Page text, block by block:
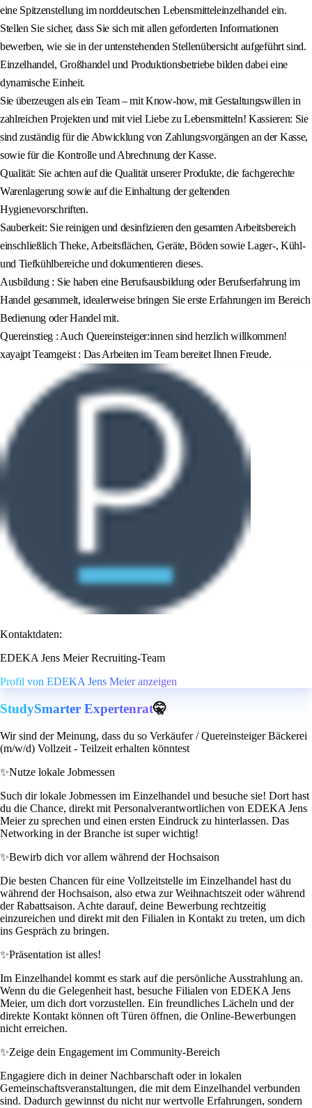
eine Spitzenstellung im norddeutschen Lebensmitteleinzelhandel ein.
Stellen Sie sicher, dass Sie sich mit allen geforderten Informationen
bewerben, wie sie in der untenstehenden Stellenübersicht aufgeführt sind.
Einzelhandel, Großhandel und Produktionsbetriebe bilden dabei eine
dynamische Einheit.
Sie überzeugen als ein Team – mit Know-how, mit Gestaltungswillen in
zahlreichen Projekten und mit viel Liebe zu Lebensmitteln! Kassieren: Sie
sind zuständig für die Abwicklung von Zahlungsvorgängen an der Kasse,
sowie für die Kontrolle und Abrechnung der Kasse.
Qualität: Sie achten auf die Qualität unserer Produkte, die fachgerechte
Warenlagerung sowie auf die Einhaltung der geltenden
Hygienevorschriften.
Sauberkeit: Sie reinigen und desinfizieren den gesamten Arbeitsbereich
einschließlich Theke, Arbeitsflächen, Geräte, Böden sowie Lager-, Kühl-
und Tiefkühlbereiche und dokumentieren dieses.
Ausbildung : Sie haben eine Berufsausbildung oder Berufserfahrung im
Handel gesammelt, idealerweise bringen Sie erste Erfahrungen im Bereich
Bedienung oder Handel mit.
Quereinstieg : Auch Quereinsteiger:innen sind herzlich willkommen!
xayajpt Teamgeist : Das Arbeiten im Team bereitet Ihnen Freude.
Kontaktdaten:
EDEKA Jens Meier Recruiting-Team
Profil von EDEKA Jens Meier anzeigen
StudySmarter Expertenrat🤫
Wir sind der Meinung, dass du so Verkäufer / Quereinsteiger Bäckerei
(m/w/d) Vollzeit - Teilzeit erhalten könntest
✨Nutze lokale Jobmessen
Such dir lokale Jobmessen im Einzelhandel und besuche sie! Dort hast
du die Chance, direkt mit Personalverantwortlichen von EDEKA Jens
Meier zu sprechen und einen ersten Eindruck zu hinterlassen. Das
Networking in der Branche ist super wichtig!
✨Bewirb dich vor allem während der Hochsaison
Die besten Chancen für eine Vollzeitstelle im Einzelhandel hast du
während der Hochsaison, also etwa zur Weihnachtszeit oder während
der Rabattsaison. Achte darauf, deine Bewerbung rechtzeitig
einzureichen und direkt mit den Filialen in Kontakt zu treten, um dich
ins Gespräch zu bringen.
✨Präsentation ist alles!
Im Einzelhandel kommt es stark auf die persönliche Ausstrahlung an.
Wenn du die Gelegenheit hast, besuche Filialen von EDEKA Jens
Meier, um dich dort vorzustellen. Ein freundliches Lächeln und der
direkte Kontakt können oft Türen öffnen, die Online-Bewerbungen
nicht erreichen.
✨Zeige dein Engagement im Community-Bereich
Engagiere dich in deiner Nachbarschaft oder in lokalen
Gemeinschaftsveranstaltungen, die mit dem Einzelhandel verbunden
sind. Dadurch gewinnst du nicht nur wertvolle Erfahrungen, sondern